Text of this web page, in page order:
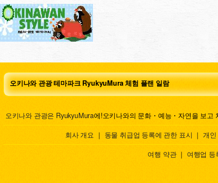
오키나와 관광 테마파크 RyukyuMura 체험 플랜 일람
오키나와 관광은 RyukyuMura에!오키나와의 문화・예능・자연을 보고
회사 개요 ｜ 동물 취급업 등록에 관한 표시 ｜ 개
여행 약관 ｜ 여행업 등